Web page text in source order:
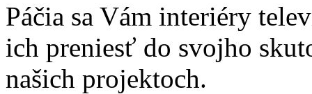
Páčia sa Vám interiéry
ich preniesť do svojho
našich projektoch.